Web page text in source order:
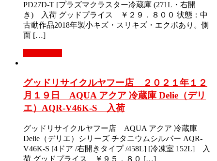
PD27D-T [プラズマクラスター冷蔵庫 (271L・右開
き) 入荷 グッドプライス ￥２９．８００ 状態：中
古動作品2018年製小キズ・スリキズ・エクボあり。側
面 […]
グッドリサイクルヤフー店 ２０２１年１２
月１９日 AQUA アクア 冷蔵庫 Delie（デリ
エ）AQR-V46K-S 入荷
グッドリサイクルヤフー店 AQUA アクア 冷蔵庫
Delie（デリエ）シリーズ チタニウムシルバー AQR-
V46K-S [4ドア /右開きタイプ /458L] [冷凍室 152L] 入
荷 グッドプライス ￥９５．８０ […]